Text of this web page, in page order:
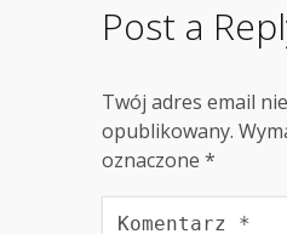
Post a
Twój adres email
opublikowany.
oznaczone *